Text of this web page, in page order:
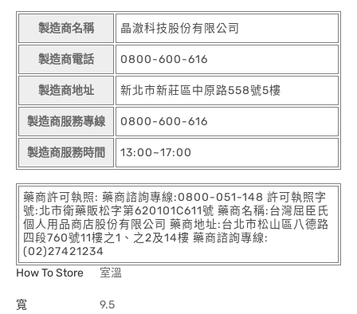
製造商名稱 晶澈科技股份有限公司
製造商電話 0800-600-616
製造商地址 新北市新莊區中原路558號5樓
製造商服務專線 0800-600-616
製造商服務時間 13:00~17:00
藥商許可執照: 藥商諮詢專線:0800-051-148 許可執照字
號:北市衛藥販松字第620101C611號 藥商名稱:台灣屈臣氏
個人用品商店股份有限公司 藥商地址:台北市松山區八德路
四段760號11樓之1、之2及14樓 藥商諮詢專線:
(02)27421234
How To Store
室溫
寬 9.5